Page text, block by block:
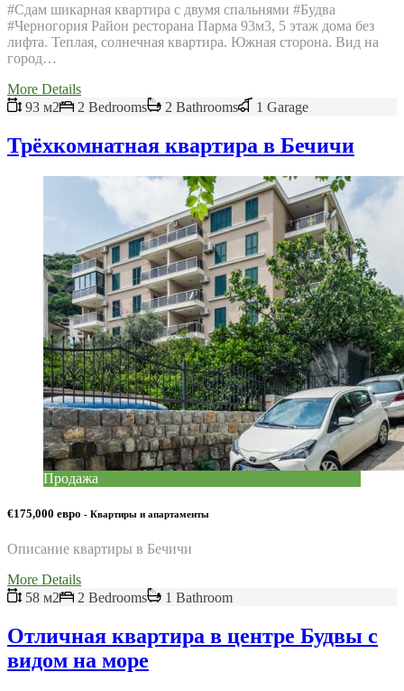
#Сдам шикарная квартира с двумя спальнями #Будвa
#Черногория Район ресторана Парма 93м3, 5 этаж дома без
лифта. Теплая, солнечная квартира. Южная сторона. Вид на
город…
More Details
93 м2
2 Bedrooms 2 Bathrooms 1 Garage
Трёхкомнатная квартира в Бечичи
Продажа
€175,000 евро - Квартиры и апартаменты
Описание квартиры в Бечичи
More Details
58 м2
2 Bedrooms 1 Bathroom
Отличная квартира в центре Будвы с
видом на море